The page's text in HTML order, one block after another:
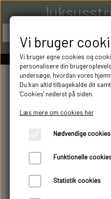
Vi bruger
Vi bruger egne cookies og
personalisere din
undersøge, hvordan vores
Du kan altid tilbagekalde dit
'Cookies' nederst på siden.
Læs mere om cookies her
Nødvendige cookies
Funktionelle
Statistik cookies